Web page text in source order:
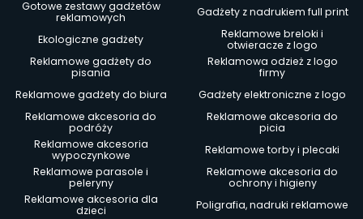
Gotowe zestawy gadżetów
reklamowych
Gadżety z nadrukiem full print
Ekologiczne gadżety
Reklamowe breloki i
otwieracze z logo
Reklamowe gadżety do
pisania
Reklamowa odzież z logo
firmy
Reklamowe gadżety do biura
Gadżety elektroniczne z logo
Reklamowe akcesoria do
podróży
Reklamowe akcesoria do
picia
Reklamowe akcesoria
wypoczynkowe
Reklamowe torby i plecaki
Reklamowe parasole i
peleryny
Reklamowe akcesoria do
ochrony i higieny
Reklamowe akcesoria dla
dzieci
Poligrafia, nadruki reklamowe